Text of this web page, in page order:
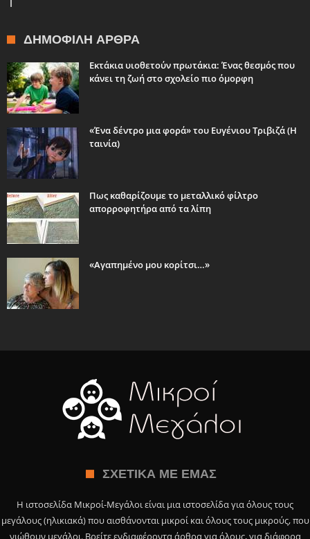
ΔΗΜΟΦΙΛΉ ΆΡΘΡΑ
Εκτάκια υιοθετούν πρωτάκια: Ένας θεσμός που
κάνει τη ζωή στο σχολείο πιο όμορφη
«Ένα δέντρο μια φορά» του Ευγένιου Τριβιζά (Η
ταινία)
Πως καθαρίζουμε το μεταλλικό φίλτρο
απορροφητήρα από τα λίπη
«Αγαπημένο μου κορίτσι…»
ΣΧΕΤΙΚΆ ΜΕ ΕΜΆΣ
Η ιστοσελίδα Μικροί-Μεγάλοι είναι μια ιστοσελίδα για όλους τους
μεγάλους (ηλικιακά) που αισθάνονται μικροί και όλους τους μικρούς, που
νιώθουν μεγάλοι. Βρείτε ενδιαφέροντα άρθρα για όλους, για διάφορα